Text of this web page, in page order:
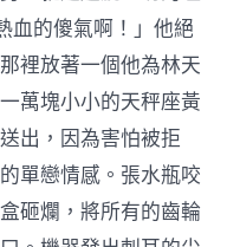
血的傻氣啊！」他絕
裡放著一個他為林天
萬塊小小的天秤座黃
出，因為害怕被拒
單戀情感。張水瓶咬
砸爛，將所有的齒輪